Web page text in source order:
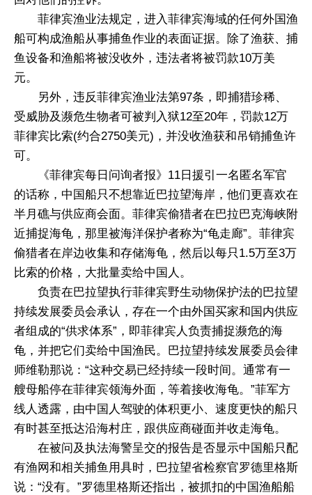
菲律宾渔业法规定，进入菲律宾海域的任何外国渔
船可构成渔船从事捕鱼作业的表面证据。除了渔获、捕
鱼设备和渔船将被没收外，违法者将被罚款10万美
元。
另外，违反菲律宾渔业法第97条，即捕猎珍稀、
受威胁及濒危生物者可被判入狱12至20年，罚款12万
菲律宾比索(约合2750美元)，并没收渔获和吊销捕鱼许
可。
《菲律宾每日问询者报》11日援引一名匿名军官
的话称，中国船只不想靠近巴拉望海岸，他们更喜欢在
半月礁与供应商会面。菲律宾偷猎者在巴拉巴克海峡附
近捕捉海龟，那里被海洋保护者称为“龟走廊”。菲律宾
偷猎者在岸边收集和存储海龟，然后以每只1.5万至3万
比索的价格，大批量卖给中国人。
负责在巴拉望执行菲律宾野生动物保护法的巴拉望
持续发展委员会承认，存在一个由外国买家和国内供应
者组成的“供求体系”，即菲律宾人负责捕捉濒危的海
龟，并把它们卖给中国渔民。巴拉望持续发展委员会律
师维勒那说：“这种交易已经持续一段时间。通常有一
艘母船停在菲律宾领海外面，等着接收海龟。”菲军方
线人透露，由中国人驾驶的体积更小、速度更快的船只
有时甚至抵达沿海村庄，跟供应商碰面并收走海龟。
在被问及执法海警呈交的报告是否显示中国船只配
有渔网和相关捕鱼用具时，巴拉望省检察官罗德里格斯
说：“没有。”罗德里格斯还指出，被抓扣的中国渔船船